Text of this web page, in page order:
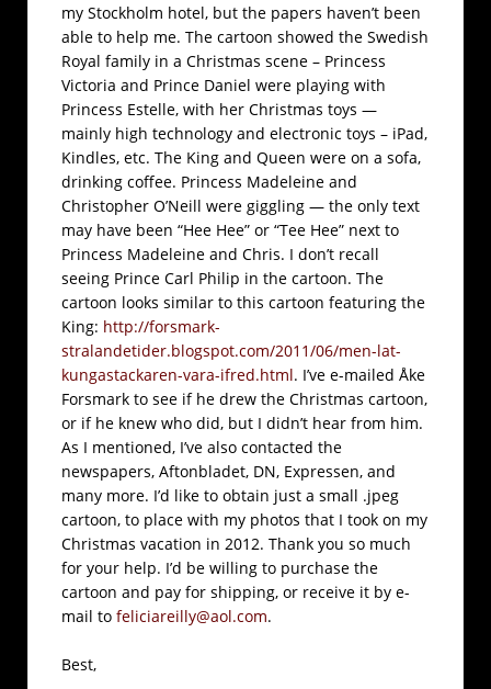
my Stockholm hotel, but the papers haven’t been
able to help me. The cartoon showed the Swedish
Royal family in a Christmas scene – Princess
Victoria and Prince Daniel were playing with
Princess Estelle, with her Christmas toys —
mainly high technology and electronic toys – iPad,
Kindles, etc. The King and Queen were on a sofa,
drinking coffee. Princess Madeleine and
Christopher O’Neill were giggling — the only text
may have been “Hee Hee” or “Tee Hee” next to
Princess Madeleine and Chris. I don’t recall
seeing Prince Carl Philip in the cartoon. The
cartoon looks similar to this cartoon featuring the
King: http://forsmark-
stralandetider.blogspot.com/2011/06/men-lat-
kungastackaren-vara-ifred.html. I’ve e-mailed Åke
Forsmark to see if he drew the Christmas cartoon,
or if he knew who did, but I didn’t hear from him.
As I mentioned, I’ve also contacted the
newspapers, Aftonbladet, DN, Expressen, and
many more. I’d like to obtain just a small .jpeg
cartoon, to place with my photos that I took on my
Christmas vacation in 2012. Thank you so much
for your help. I’d be willing to purchase the
cartoon and pay for shipping, or receive it by e-
mail to feliciareilly@aol.com.
Best,